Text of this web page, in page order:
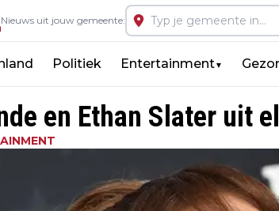
Nieuws uit jouw gemeente:
Politiek Entertainment▼
en Ethan Slater uit